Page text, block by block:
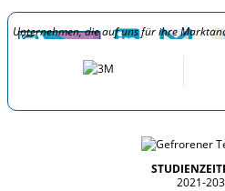
Unternehmen, die auf uns für ihre
2021-